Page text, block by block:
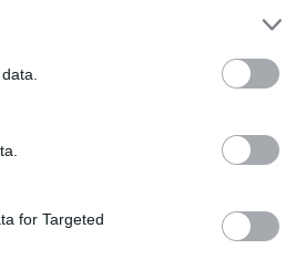
for Targeted
Mariah Carey-t mbetet e